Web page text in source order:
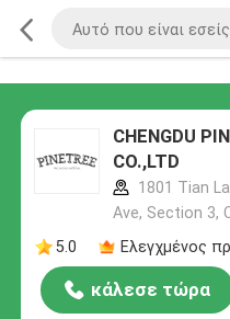
CHENGDU
CO.,LTD
1801 Tian
Ave, Section 3,
5.0
Ελεγχμένος
κάλεσε τώρα